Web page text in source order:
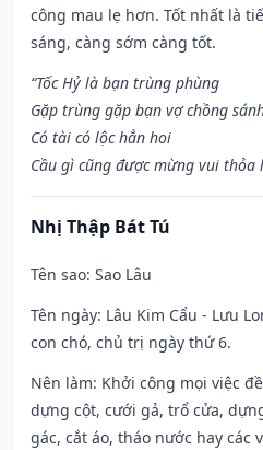
công mau lẹ hơn. Tốt nhất là
sáng, càng sớm càng tốt.
“Tốc Hỷ là bạn trùng phùng
Gặp trùng gặp bạn vợ chồng
Có tài có lộc hẳn hoi
Cầu gì cũng được mừng vui thỏa
Nhị Thập Bát Tú
Tên sao: Sao Lâu
Tên ngày: Lâu Kim Cẩu - Lưu
con chó, chủ trị ngày thứ 6.
Nên làm: Khởi công mọi việc
dựng cột, cưới gả, trổ cửa,
gác, cắt áo, tháo nước hay các